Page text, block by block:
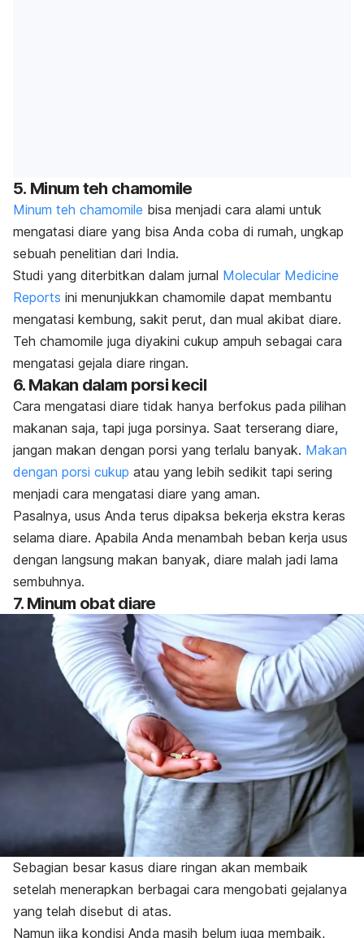
5. Minum teh chamomile
Minum teh chamomile bisa menjadi cara alami untuk
mengatasi diare yang bisa Anda coba di rumah, ungkap
sebuah penelitian dari India.
Studi yang diterbitkan dalam jurnal Molecular Medicine
Reports ini menunjukkan chamomile dapat membantu
mengatasi kembung, sakit perut, dan mual akibat diare.
Teh chamomile juga diyakini cukup ampuh sebagai cara
mengatasi gejala diare ringan.
6. Makan dalam porsi kecil
Cara mengatasi diare tidak hanya berfokus pada pilihan
makanan saja, tapi juga porsinya. Saat terserang diare,
jangan makan dengan porsi yang terlalu banyak. Makan
dengan porsi cukup atau yang lebih sedikit tapi sering
menjadi cara mengatasi diare yang aman.
Pasalnya, usus Anda terus dipaksa bekerja ekstra keras
selama diare. Apabila Anda menambah beban kerja usus
dengan langsung makan banyak, diare malah jadi lama
sembuhnya.
7. Minum obat diare
Sebagian besar kasus diare ringan akan membaik
setelah menerapkan berbagai cara mengobati gejalanya
yang telah disebut di atas.
Namun jika kondisi Anda masih belum juga membaik,